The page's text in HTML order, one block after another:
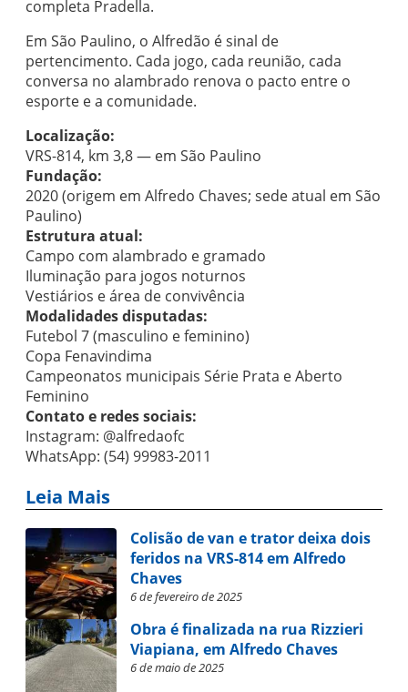
completa Pradella.
Em São Paulino, o Alfredão é sinal de
pertencimento. Cada jogo, cada reunião, cada
conversa no alambrado renova o pacto entre o
esporte e a comunidade.
Localização:
VRS-814, km 3,8 — em São Paulino
Fundação:
2020 (origem em Alfredo Chaves; sede atual em São
Paulino)
Estrutura atual:
Campo com alambrado e gramado
Iluminação para jogos noturnos
Vestiários e área de convivência
Modalidades disputadas:
Futebol 7 (masculino e feminino)
Copa Fenavindima
Campeonatos municipais Série Prata e Aberto
Feminino
Contato e redes sociais:
Instagram: @alfredaofc
WhatsApp: (54) 99983-2011
Leia Mais
Colisão de van e trator deixa dois
feridos na VRS-814 em Alfredo
Chaves
6 de fevereiro de 2025
Obra é finalizada na rua Rizzieri
Viapiana, em Alfredo Chaves
6 de maio de 2025